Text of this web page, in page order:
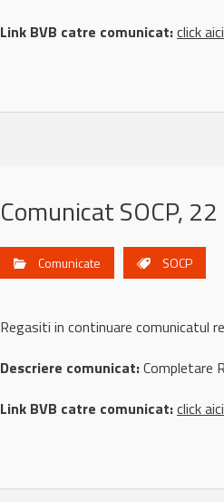
Link BVB catre comunicat:click aici
Comunicat SOCP,
Comunicate SOCP
Regasiti in continuare comunicatul
Descriere comunicat:Completare
Link BVB catre comunicat:click aici